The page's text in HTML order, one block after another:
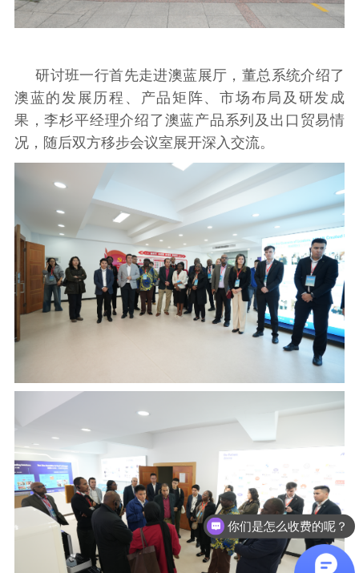
研讨班一行首先走进澳蓝展厅，董总系统介绍了
澳蓝的发展历程、产品矩阵、市场布局及研发成
果，李杉平经理介绍了澳蓝产品系列及出口贸易情
况，随后双方移步会议室展开深入交流。
你们是怎么收费的呢？